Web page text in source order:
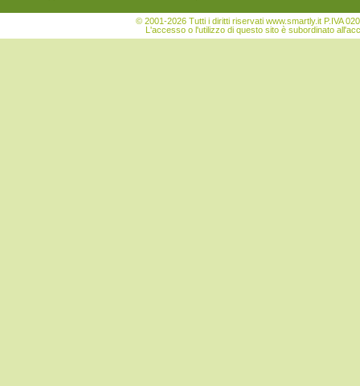
© 2001-2026 Tutti i diritti riservati www.smartly.it P.IVA
L'accesso o l'utilizzo di questo sito è subordinato